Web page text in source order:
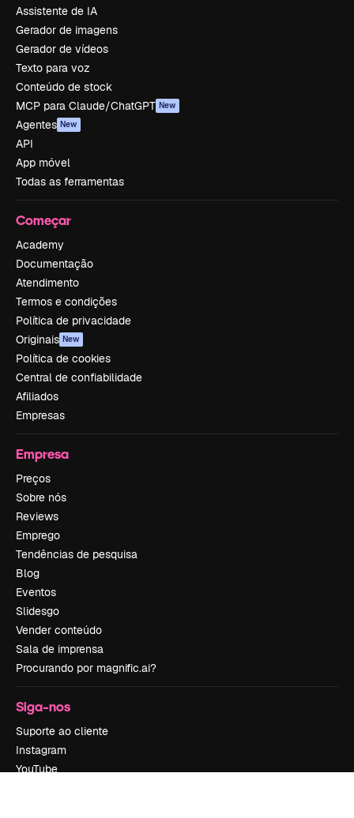
Assistente de IA
Gerador de imagens
Gerador de vídeos
Texto para voz
Conteúdo de stock
MCP para Claude/ChatGPT New
Agentes New
API
App móvel
Todas as ferramentas
Começar
Academy
Documentação
Atendimento
Termos e condições
Política de privacidade
Originais New
Política de cookies
Central de confiabilidade
Afiliados
Empresas
Empresa
Preços
Sobre nós
Reviews
Emprego
Tendências de pesquisa
Blog
Eventos
Slidesgo
Vender conteúdo
Sala de imprensa
Procurando por magnific.ai?
Siga-nos
Suporte ao cliente
Instagram
YouTube